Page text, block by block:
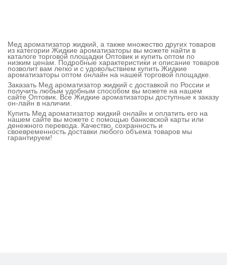
Мед ароматизатор жидкий, а также множество других товаров
из категории Жидкие ароматизаторы вы можете найти в
каталоге торговой площадки Оптовик и купить оптом по
низким ценам. Подробные характеристики и описание товаров
позволит вам легко и с удовольствием купить Жидкие
ароматизаторы оптом онлайн на нашей торговой площадке.
Заказать Мед ароматизатор жидкий с доставкой по России и
получить любым удобным способом вы можете на нашем
сайте Оптовик. Все Жидкие ароматизаторы доступные к заказу
он-лайн в наличии.
Купить Мед ароматизатор жидкий онлайн и оплатить его на
нашем сайте вы можете с помощью банковской карты или
денежного перевода. Качество, сохранность и
своевременность доставки любого объема товаров мы
гарантируем!